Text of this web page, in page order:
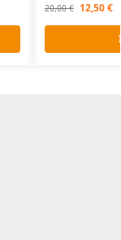
20,00€ 12,50€